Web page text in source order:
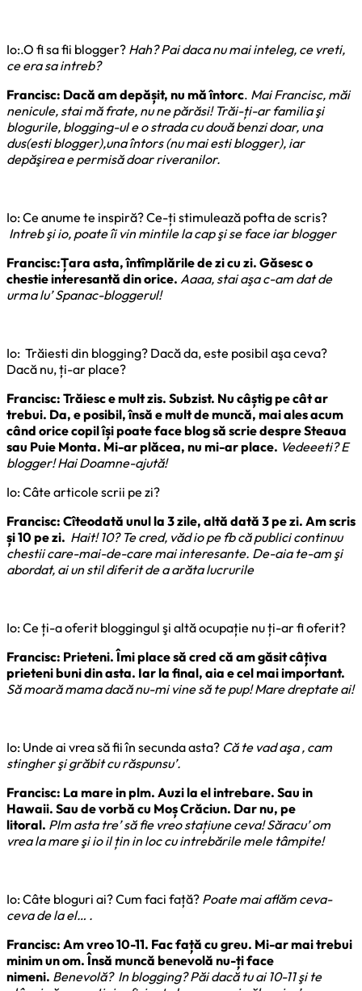
Io:.O fi sa fii blogger? Hah? Pai daca nu mai inteleg, ce vreti,
ce era sa intreb?
Francisc: Dacă am depășit, nu mă întorc. Mai Francisc, măi
nenicule, stai mă frate, nu ne părăsi! Trăi-ți-ar familia şi
blogurile, blogging-ul e o strada cu două benzi doar, una
dus(esti blogger),una întors (nu mai esti blogger), iar
depăşirea e permisă doar riveranilor.
Io: Ce anume te inspiră? Ce-ți stimulează pofta de scris?
Intreb şi io, poate îi vin mintile la cap şi se face iar blogger
Francisc:Țara asta, întîmplările de zi cu zi. Găsesc o
chestie interesantă din orice. Aaaa, stai aşa c-am dat de
urma lu’ Spanac-bloggerul!
Io: Trăiesti din blogging? Dacă da, este posibil aşa ceva?
Dacă nu, ți-ar place?
Francisc: Trăiesc e mult zis. Subzist. Nu câștig pe cât ar
trebui. Da, e posibil, însă e mult de muncă, mai ales acum
când orice copil își poate face blog să scrie despre Steaua
sau Puie Monta. Mi-ar plăcea, nu mi-ar place. Vedeeeti? E
blogger! Hai Doamne-ajută!
Io: Câte articole scrii pe zi?
Francisc: Cîteodată unul la 3 zile, altă dată 3 pe zi. Am scris
și 10 pe zi. Hait! 10? Te cred, văd io pe fb că publici continuu
chestii care-mai-de-care mai interesante. De-aia te-am şi
abordat, ai un stil diferit de a arăta lucrurile
Io: Ce ți-a oferit bloggingul şi altă ocupație nu ți-ar fi oferit?
Francisc: Prieteni. Îmi place să cred că am găsit câțiva
prieteni buni din asta. Iar la final, aia e cel mai important.
Să moară mama dacă nu-mi vine să te pup! Mare dreptate ai!
Io: Unde ai vrea să fii în secunda asta? Că te vad aşa , cam
stingher şi grăbit cu răspunsu’.
Francisc: La mare in plm. Auzi la el intrebare. Sau in
Hawaii. Sau de vorbă cu Moș Crăciun. Dar nu, pe
litoral. Plm asta tre’ să fie vreo stațiune ceva! Săracu’ om
vrea la mare şi io il țin in loc cu intrebările mele tâmpite!
Io: Câte bloguri ai? Cum faci față? Poate mai aflăm ceva-
ceva de la el… .
Francisc: Am vreo 10-11. Fac față cu greu. Mi-ar mai trebui
minim un om. Însă muncă benevolă nu-ți face
nimeni. Benevolă? In blogging? Păi dacă tu ai 10-11 şi te